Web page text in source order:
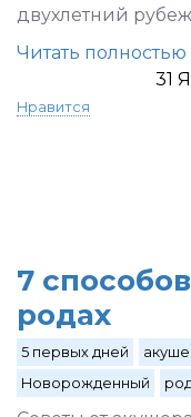
двухлетний
Читать полностью
31
Нравится
7
родах
5 первых дней
Новорожденный